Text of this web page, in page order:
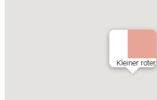
Kleiner roter